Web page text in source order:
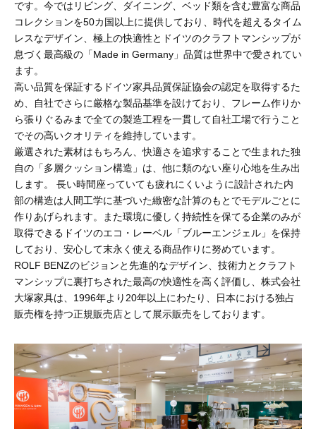
です。今ではリビング、ダイニング、ベッド類を含む豊富な商品
コレクションを50カ国以上に提供しており、時代を超えるタイム
レスなデザイン、極上の快適性とドイツのクラフトマンシップが
息づく最高級の「Made in Germany」品質は世界中で愛されてい
ます。
高い品質を保証するドイツ家具品質保証協会の認定を取得するた
め、自社でさらに厳格な製品基準を設けており、フレーム作りか
ら張りぐるみまで全ての製造工程を一貫して自社工場で行うこと
でその高いクオリティを維持しています。
厳選された素材はもちろん、快適さを追求することで生まれた独
自の「多層クッション構造」は、他に類のない座り心地を生み出
します。 ⻑い時間座っていても疲れにくいように設計された内
部の構造は人間工学に基づいた緻密な計算のもとでモデルごとに
作りあげられます。また環境に優しく持続性を保てる企業のみが
取得できるドイツのエコ・レーベル「ブルーエンジェル」を保持
しており、安心して末永く使える商品作りに努めています。
ROLF BENZのビジョンと先進的なデザイン、技術力とクラフト
マンシップに裏打ちされた最高の快適性を高く評価し、株式会社
大塚家具は、1996年より20年以上にわたり、日本における独占
販売権を持つ正規販売店として展示販売をしております。